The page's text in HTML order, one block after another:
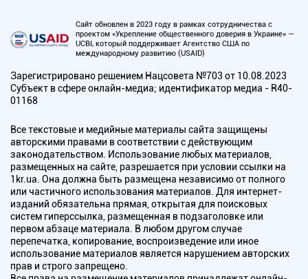
Сайт обновлен в 2023 году в рамках сотрудничества с
проектом «Укрепление общественного доверия в Украине» —
UCBI, который поддерживает Агентство США по
международному развитию (USAID)
Зарегистрировано решением Нацсовета №703 от 10.08.2023
Субъект в сфере онлайн-медиа; идентификатор медиа - R40-
01168
Все текстовые и медийные материалы сайта защищены
авторскими правами в соответствии с действующим
законодательством. Использование любых материалов,
размещенных на сайте, разрешается при условии ссылки на
1kr.ua. Она должна быть размещена независимо от полного
или частичного использования материалов. Для интернет-
изданий обязательна прямая, открытая для поисковых
систем гиперссылка, размещенная в подзаголовке или
первом абзаце материала. В любом другом случае
перепечатка, копирование, воспроизведение или иное
использование материалов является нарушением авторских
прав и строго запрещено.